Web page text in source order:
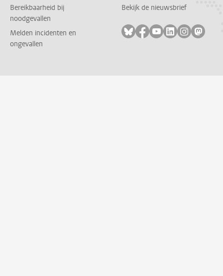
Bereikbaarheid bij
noodgevallen
Melden incidenten en
ongevallen
Bekijk de nieuwsbrief
Volg ons op bluesky
Volg ons op facebook
Volg ons op
Volg ons op
Volg ons
Volg